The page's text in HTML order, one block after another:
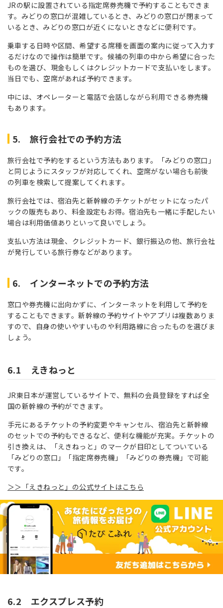
JRの駅に設置されている指定席券売機で予約することもできま
す。みどりの窓口が混雑しているとき、みどりの窓口が閉まって
いるとき、みどりの窓口が近くにないときなどに便利です。
乗車する日時や区間、希望する席種を画面の案内に従って入力す
るだけなので操作は簡単です。候補の列車の中から希望に合った
ものを選び、現金もしくはクレジットカードで支払いをします。
当日でも、空席があれば予約できます。
中には、オペレーターと電話で会話しながら利用できる券売機
もあります。
5. 旅行会社での予約方法
旅行会社で予約をするという方法もあります。「みどりの窓口」
と同じようにスタッフが対応してくれ、空席がない場合も前後
の列車を検索して提案してくれます。
旅行会社では、宿泊先と新幹線のチケットがセットになったパ
ックの販売もあり、料金設定もお得。宿泊先も一緒に手配したい
場合は利用価値ありといって良いでしょう。
支払い方法は現金、クレジットカード、銀行振込の他、旅行会社
が発行している旅行券などがあります。
6. インターネットでの予約方法
窓口や券売機に出向かずに、インターネットを利用して予約を
することもできます。新幹線の予約サイトやアプリは複数ありま
すので、自身の使いやすいものや利用路線に合ったものを選びま
しょう。
6.1 えきねっと
JR東日本が運営しているサイトで、無料の会員登録をすれば全
国の新幹線の予約ができます。
手元にあるチケットの予約変更やキャンセル、宿泊先と新幹線
のセットでの予約もできるなど、便利な機能が充実。チケットの
引き換えは、「えきねっと」のマークが目印としてついている
「みどりの窓口」「指定席券売機」「みどりの券売機」で可能
です。
＞＞「えきねっと」の公式サイトはこちら
6.2 エクスプレス予約